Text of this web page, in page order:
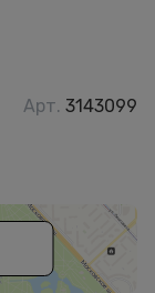
Арт. 3143099